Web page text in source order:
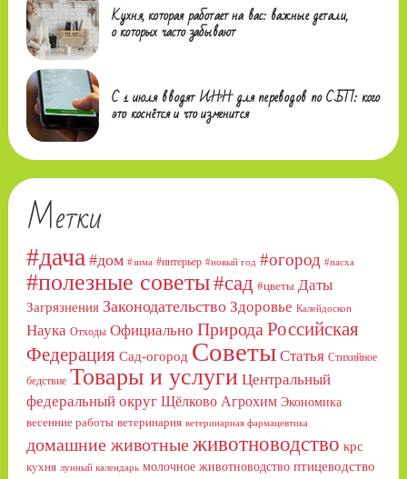
Кухня, которая работает на вас: важные детали,
о которых часто забывают
С 1 июля вводят ИНН для переводов по СБП: кого
это коснётся и что изменится
Метки
#дача #дом #зима #интерьер #новый год #огород #пасха
#полезные советы#сад #цветы Даты
Загрязнения Законодательство Здоровье Калейдоскоп
Наука Отходы Официально Природа Российская
Федерация Сад-огород Советы Статья Стихийное
бедствие Товары и услуги Центральный
федеральный округ Щёлково Агрохим Экономика
весенние работы ветеринария ветеринарная фармацевтика
домашние животныеживотноводство крс
кухня лунный календарь молочное животноводство птицеводство